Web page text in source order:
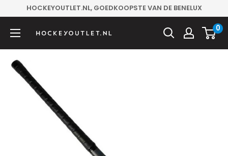
naar
inhoud
HOCKEYOUTLET.NL, GOEDKOOPSTE VAN DE BENELUX
Hockeyoutlet.nl 0